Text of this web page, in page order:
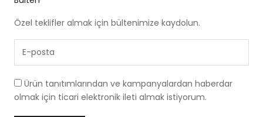
Özel teklifler almak için bültenimize kaydolun.
Ürün tanıtımlarından ve kampanyalardan haberdar
olmak için ticari elektronik ileti almak istiyorum.